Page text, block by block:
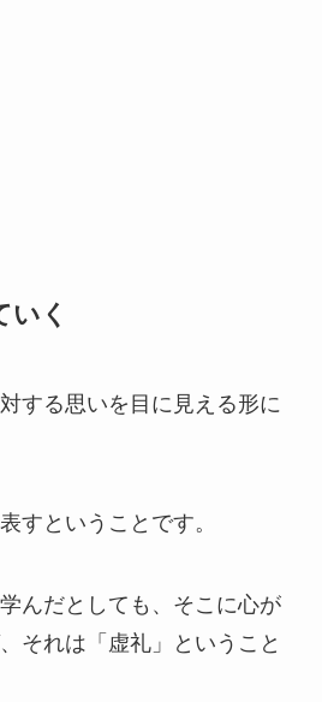
いく
する思いを目に見える形に
すということです。
んだとしても、そこに心が
それは「虚礼」ということ